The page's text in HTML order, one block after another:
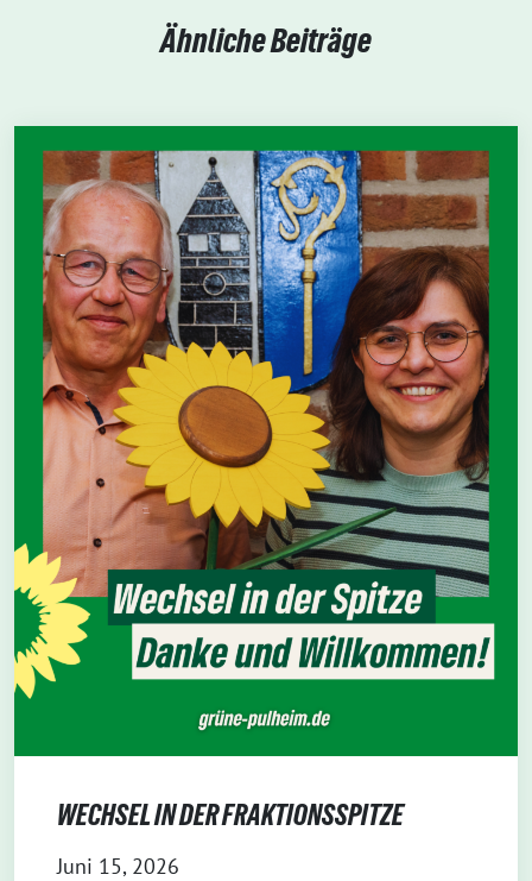
Ähnliche Beiträge
WECHSEL IN DER FRAKTIONSSPITZE
Juni 15, 2026